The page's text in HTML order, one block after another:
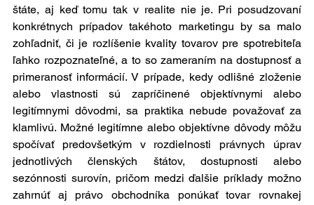
štáte, aj keď tomu tak v realite nie je. Pri posudzovaní
konkrétnych prípadov takéhoto marketingu by sa malo
zohľadniť, či je rozlíšenie kvality tovarov pre spotrebiteľa
ľahko rozpoznateľné, a to so zameraním na dostupnosť a
primeranosť informácií. V prípade, kedy odlišné zloženie
alebo vlastnosti sú zapríčinené objektívnymi alebo
legitímnymi dôvodmi, sa praktika nebude považovať za
klamlivú. Možné legitímne alebo objektívne dôvody môžu
spočívať predovšetkým v rozdielnosti právnych úprav
jednotlivých členských štátov, dostupnosti alebo
sezónnosti surovín, pričom medzi ďalšie príklady možno
zahrnúť aj právo obchodníka ponúkať tovar rovnakej